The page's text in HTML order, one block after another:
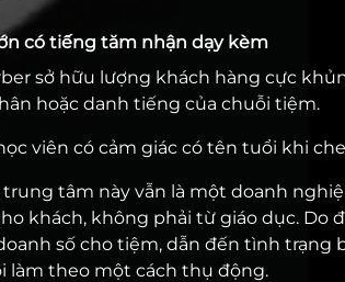
có tiếng tăm nhận dạy kèm
sở hữu lượng khách hàng cực
hoặc danh tiếng của chuỗi tiệm.
viên có cảm giác có tên tuổi khi
tâm này vẫn là một doanh
khách, không phải từ giáo dục. Do
số cho tiệm, dẫn đến tình trạng
làm theo một cách thụ động.